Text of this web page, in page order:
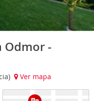
Odmor -
Ver mapa